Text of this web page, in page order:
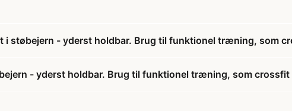
støbejern - yderst holdbar. Brug til funktionel træning, som
- yderst holdbar. Brug til funktionel træning, som crossfit